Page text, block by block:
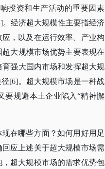
投资和生产活动的重要因素
经济超大规模性主要指经济
，以及在运行效率、产业构
大规模市场优势主要表现在
强大国内市场和发挥超大规
[6]。超大规模市场是一种战
要规避本土企业陷入“精神懈
在哪些方面？如何用好用足
应上述关于超大规模市场需
超大规模市场的需求优势包